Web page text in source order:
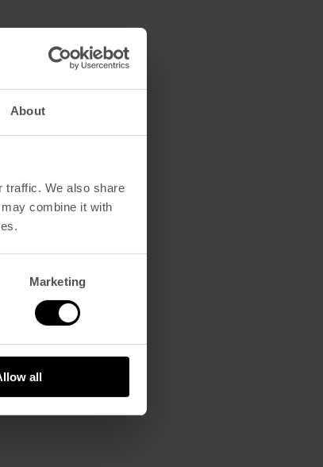
About
traffic. We also share
combine it with
Marketing
all